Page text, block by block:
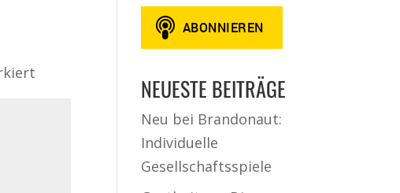
NEUESTE BEITRÄGE
Neu bei Brandonaut:
Individuelle
Gesellschaftsspiele